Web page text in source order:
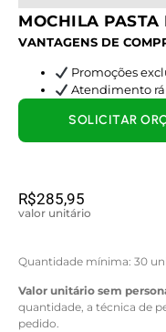
MOCHILA PASTA
VANTAGENS DE
Promoções
Atendimento
R$285,95
valor unitário
Quantidade mínima: 30
Valor unitário sem
quantidade, a técnica de
pedido.
SOLICITAR